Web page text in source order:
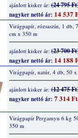
ajánlott kisker ár:(24 795
nagyker nettó ár: 14 537
Virágpapír, rózsaszín, 1 db,
cm x 350 m
ajánlott kisker ár:(23 700
nagyker nettó ár: 14 188
Virágpapír, natúr, 4 db, 50 x
ajánlott kisker ár:(12 475
nagyker nettó ár: 7 314 Ft
Virágpapír Pergamyn 6 kg
350 m